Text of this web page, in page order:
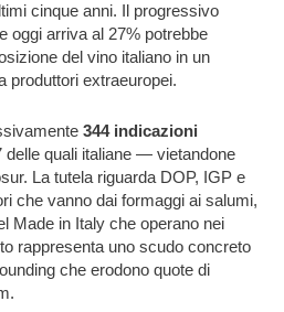
cinque anni. Il progressivo
oggi arriva al 27% potrebbe
del vino italiano in un
produttori extraeuropei.
344 indicazioni
quali italiane — vietandone
La tutela riguarda DOP, IGP e
che vanno dai formaggi ai salumi,
Made in Italy che operano nei
rappresenta uno scudo concreto
che erodono quote di